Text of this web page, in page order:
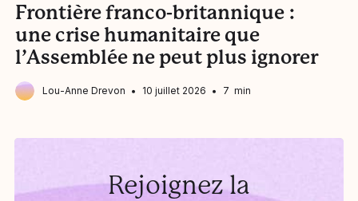
Frontière franco-britannique :
une crise humanitaire que
l’Assemblée ne peut plus ignorer
Lou-Anne Drevon 10 juillet 2026 7 min
Rejoignez la